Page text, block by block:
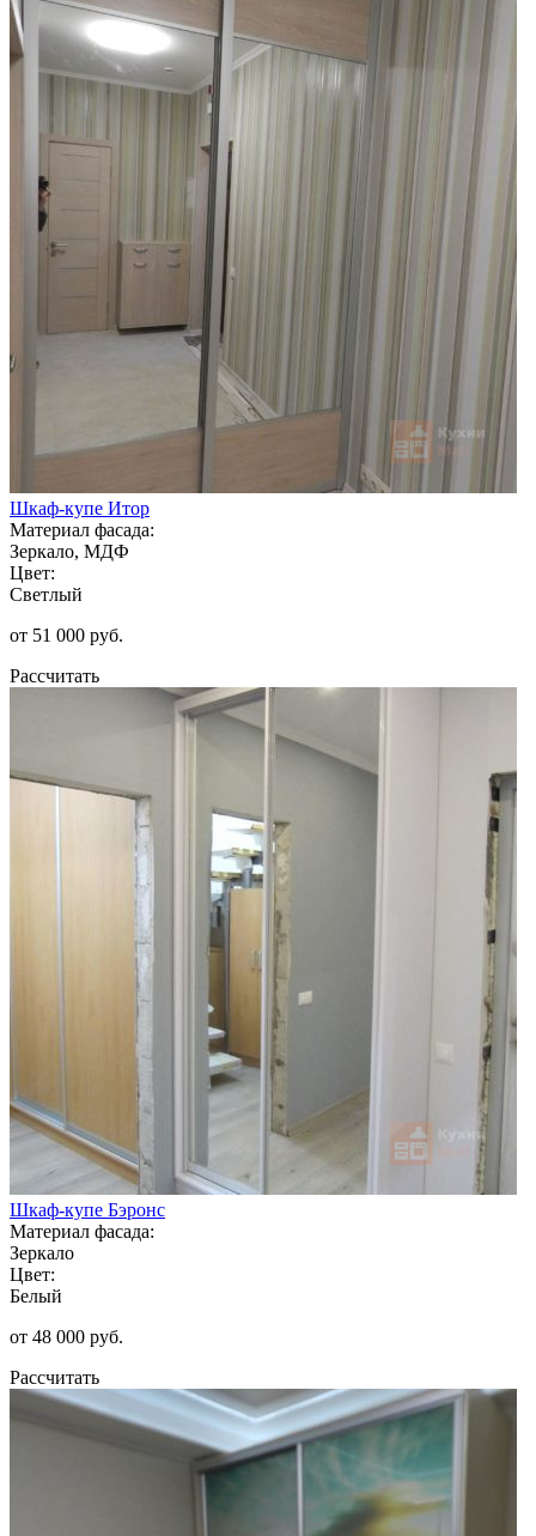
Шкаф-купе Итор
Материал фасада:
Зеркало, МДФ
Цвет:
Светлый
от 51 000 руб.
Рассчитать
Шкаф-купе Бэронс
Материал фасада:
Зеркало
Цвет:
Белый
от 48 000 руб.
Рассчитать